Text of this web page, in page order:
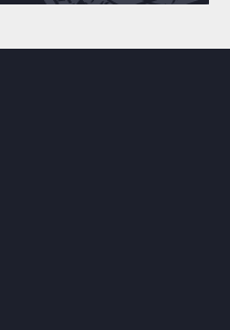
всей России всеми
(ПЭК, Деловые
и др.)